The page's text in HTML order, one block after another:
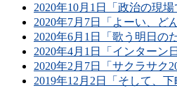
2020年10月1日「政治の現
2020年7月7日「よーい、ど
2020年6月1日「歌う明日の
2020年4月1日「インターン
2020年2月7日「サクラサク
2019年12月2日「そして、